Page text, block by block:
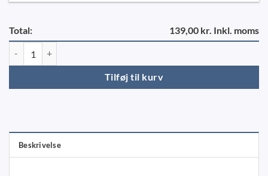
Total: 139,00 kr. Inkl. moms
Tilføj til kurv
Beskrivelse